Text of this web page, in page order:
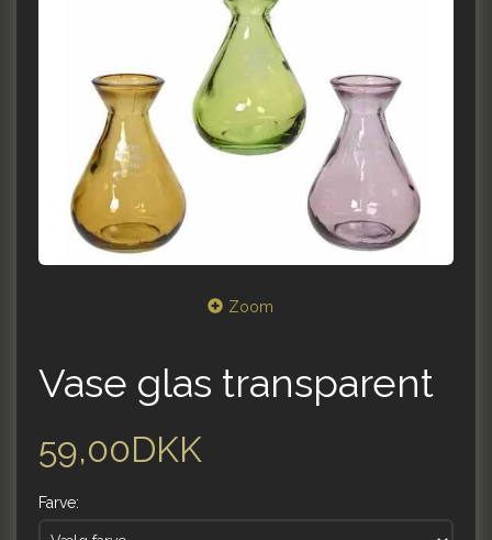
Zoom
Vase glas transparent
59,00DKK
Farve: